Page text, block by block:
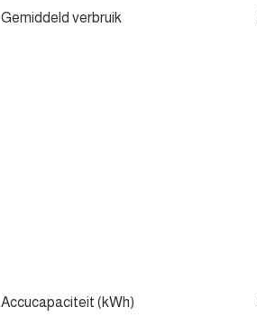
Gemiddeld verbruik
Accucapaciteit (kWh)